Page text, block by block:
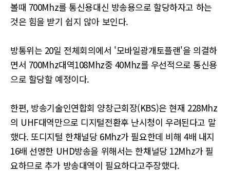
볼때 700Mhz를 통신용대신 방송용으로 할당하자고 하는
것은 힘을 받기 쉽지 않아 보인다.
방통위는 20일 전체회의에서 '모바일광개토플랜'을 의결하
면서 700Mhz대역108Mhz중 40Mhz를 우선적으로 통신용
으로 할당할 예정이다.
한편, 방송기술인연합회 양창근회장(KBS)은 현재 228Mhz
의 UHF대역만으로 디지털전환후 난시청이 우려된다고 말
했다. 또디지털 한채널당 6Mhz가 필요한데 비해 4배 내지
16배 선명한 UHD방송을 위해서는 한채널당 12Mhz가 필
요하므로 추가 방송대역이 필요하다고주장했다.